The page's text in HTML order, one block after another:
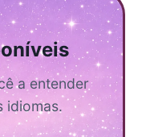
a entender
idiomas.